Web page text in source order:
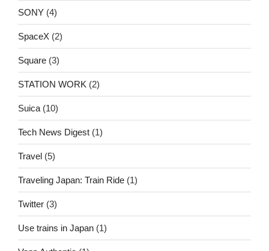
SONY (4)
SpaceX (2)
Square (3)
STATION WORK (2)
Suica (10)
Tech News Digest (1)
Travel (5)
Traveling Japan: Train Ride (1)
Twitter (3)
Use trains in Japan (1)